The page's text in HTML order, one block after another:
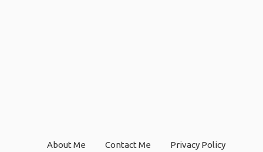
About Me Contact Me Privacy Policy